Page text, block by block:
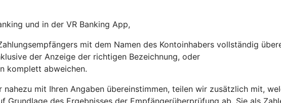
und in der VR Banking App,
mit dem Namen des Kontoinhabers vollständig
der Anzeige der richtigen Bezeichnung, oder
komplett abweichen.
mit Ihren Angaben übereinstimmen, teilen wir zusätzlich mit,
Grundlage des Ergebnisses der Empfängerüberprüfung ab. Sie als